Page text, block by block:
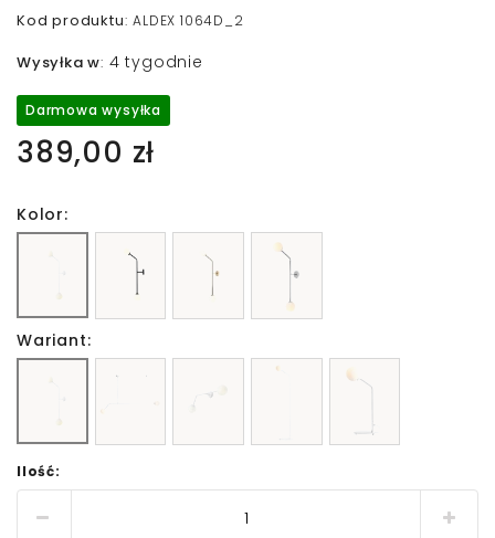
Kod produktu:ALDEX 1064D_2
Wysyłka w: 4 tygodnie
Darmowa wysyłka
389,00 zł
Kolor:
Wariant:
Ilość: